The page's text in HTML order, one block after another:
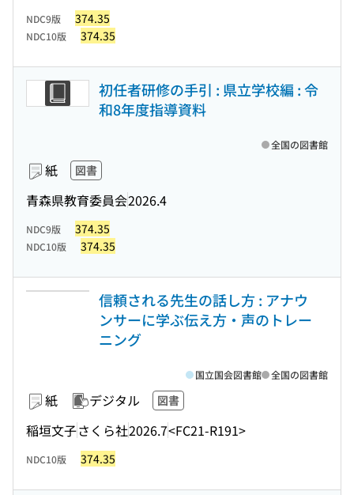
NDC9版 374.35
NDC10版 374.35
初任者研修の手引 : 県立学校編 : 令
和8年度指導資料
紙 図書
青森県教育委員会2026.4
全国の図書館
NDC9版 374.35
NDC10版 374.35
信頼される先生の話し方 : アナウ
ンサーに学ぶ伝え方・声のトレー
ニング
紙 デジタル 図書
稲垣文子さくら社2026.7<FC21-R191>
国立国会図書館 全国の図書館
NDC10版 374.35